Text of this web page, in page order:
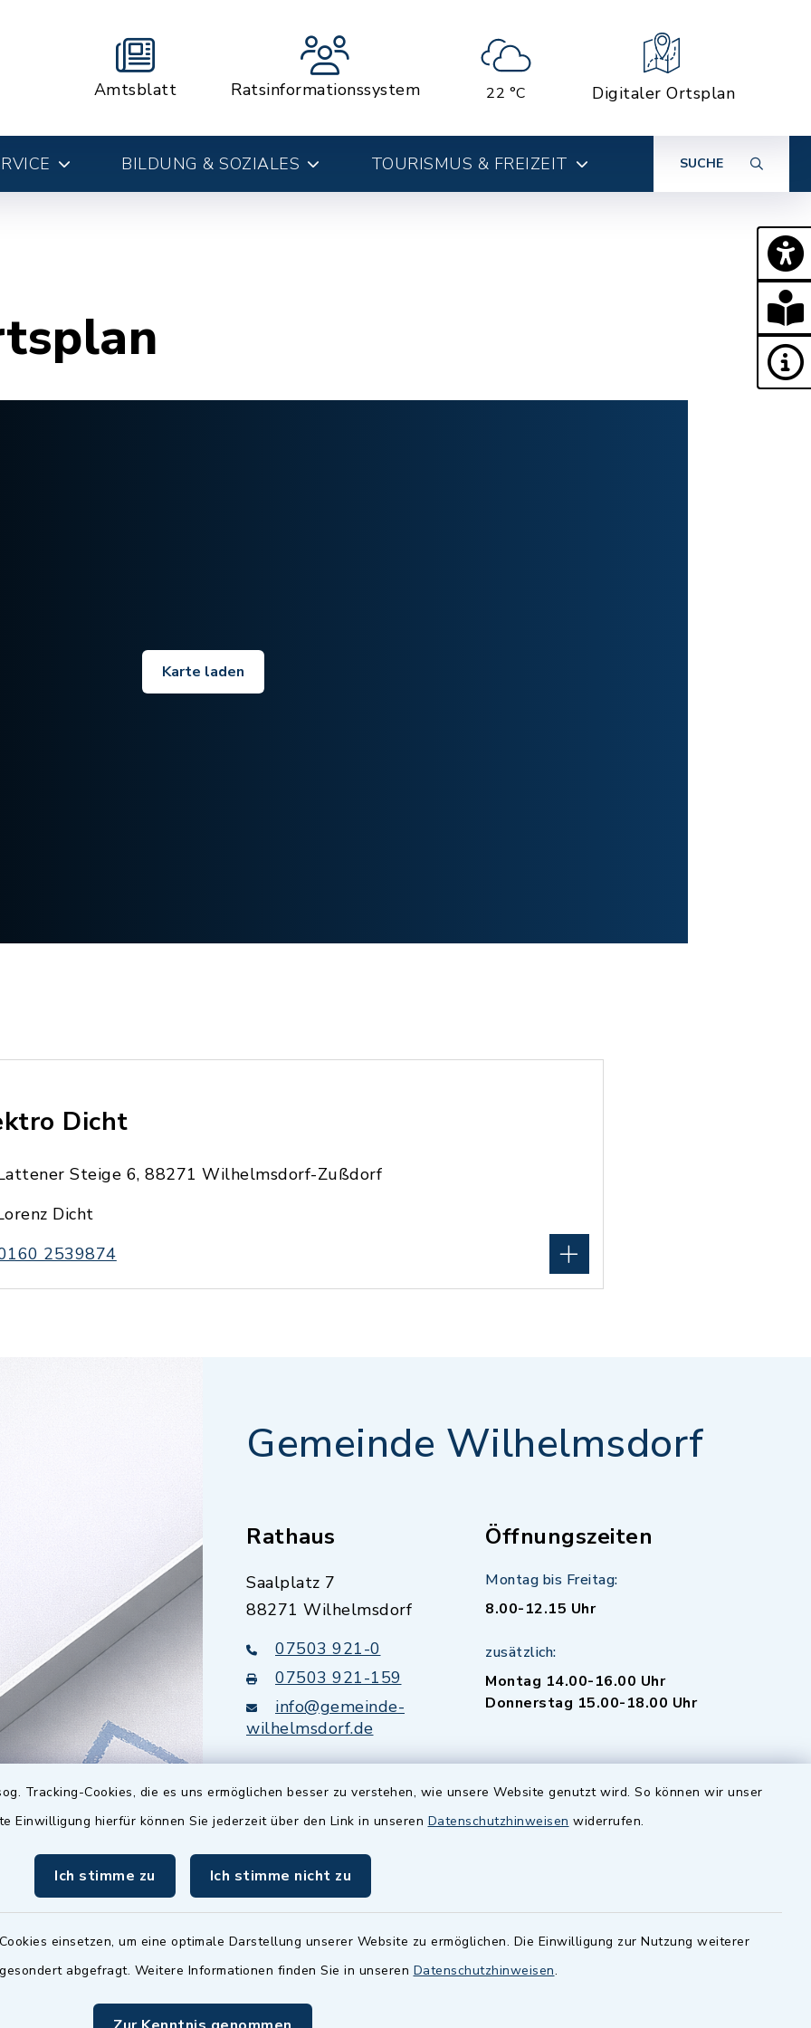
Tracking-Cookies, die es uns ermöglichen besser zu verstehen, wie unsere Website genutzt wird. So können wir unser
Einwilligung hierfür können Sie jederzeit über den Link in unseren Datenschutzhinweisen widerrufen.
Ich stimme zu Ich stimme nicht zu
einsetzen, um eine optimale Darstellung unserer Website zu ermöglichen. Die Einwilligung zur Nutzung weiterer
abgefragt. Weitere Informationen finden Sie in unseren Datenschutzhinweisen.
Amtsblatt Ratsinformationssystem 22 °C Digitaler Ortsplan
BILDUNG & SOZIALES TOURISMUS & FREIZEIT SUCHE
Karte laden
Dicht
Steige 6, 88271 Wilhelmsdorf-Zußdorf
Dicht
2539874
Gemeinde Wilhelmsdorf
Rathaus
Saalplatz 7
88271 Wilhelmsdorf
07503 921-0
07503 921-159
info@gemeinde-
wilhelmsdorf.de
Öffnungszeiten
Montag bis Freitag:
8.00-12.15 Uhr
zusätzlich:
Montag 14.00-16.00 Uhr
Donnerstag 15.00-18.00 Uhr
Quicklinks
Serviceportal Baden-
Württemberg
Website in Leichter Sprache